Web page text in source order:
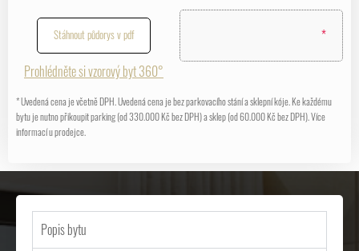
Stáhnout půdorys v pdf
Prohlédněte si vzorový byt 360°
*
* Uvedená cena je včetně DPH. Uvedená cena je bez parkovacího stání a sklepní kóje. Ke každému
bytu je nutno přikoupit parking (od 330.000 Kč bez DPH) a sklep (od 60.000 Kč bez DPH). Více
informací u prodejce.
Popis bytu